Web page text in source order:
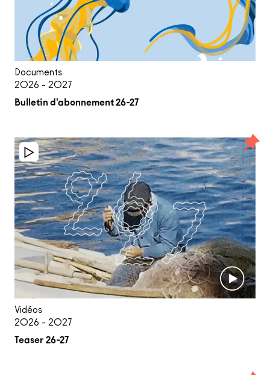
Documents
2026 - 2027
Bulletin d'abonnement 26-27
Vidéos
2026 - 2027
Teaser 26-27